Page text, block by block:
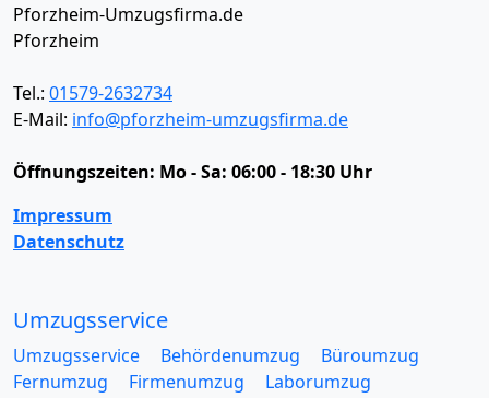
Pforzheim-Umzugsfirma.de
Pforzheim
Tel.: 01579-2632734
E-Mail: info@pforzheim-umzugsfirma.de
Öffnungszeiten: Mo - Sa: 06:00 - 18:30 Uhr
Impressum
Datenschutz
Umzugsservice
Umzugsservice Behördenumzug
Büroumzug
Fernumzug
Firmenumzug
Laborumzug